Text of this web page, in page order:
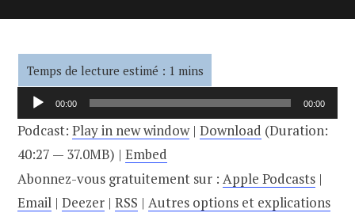
Lecteur
audio
00:00 00:00
Podcast: Play in new window| Download (Duration:
40:27 — 37.0MB) | Embed
Abonnez-vous gratuitement sur : Apple Podcasts |
Email | Deezer | RSS | Autres options et explications